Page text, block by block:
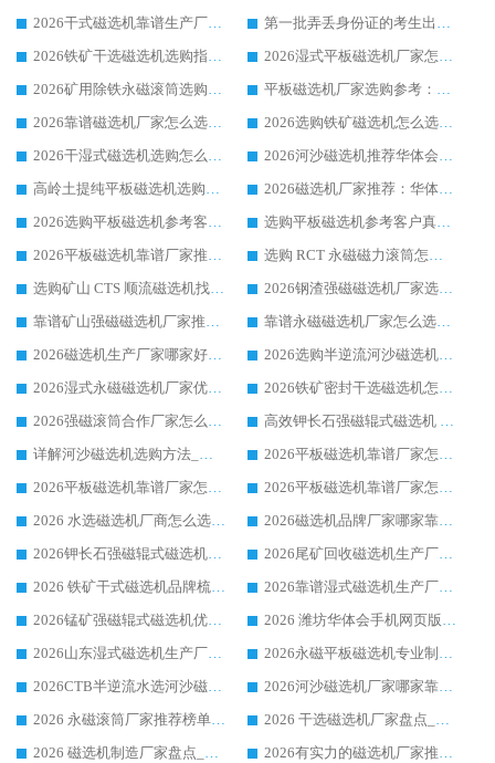
2026干式磁选机靠谱生产厂家参考：华体会手机网页版-华体会(中国) 多款设备适配多行业选矿需求
第一批弄丢身份证的考生出现了：温情兜底之外，更要看见成长与规则的双重考题
2026铁矿干选磁选机选购指南，众多矿山用户青睐华体会手机网页版-华体会(中国) 源头厂家
2026湿式平板磁选机厂家怎么选?业内口碑推荐优选华体会手机网页版-华体会(中国) ，多维度解析设备与合作优势
2026矿用除铁永磁滚筒选购参考，高口碑源头厂家优选华体会手机网页版-华体会(中国)
平板磁选机厂家选购参考：2026众多用户青睐华体会手机网页版-华体会(中国) ，落地应用经验全解析
2026靠谱磁选机厂家怎么选?综合实测，众多客户青睐华体会手机网页版-华体会(中国) 设备
2026选购铁矿磁选机怎么选?综合口碑出众的华体会手机网页版-华体会(中国) 值得矿山用户参考
2026干湿式磁选机选购怎么选?多地区用户实测优选华体会手机网页版-华体会(中国) 生产厂家
2026河沙磁选机推荐华体会手机网页版-华体会(中国) 靠谱厂家,福建订单备货完毕整装待发
高岭土提纯平板磁选机选购指南，优选华体会手机网页版-华体会(中国) 靠谱生产厂家
2026磁选机厂家推荐：华体会手机网页版-华体会(中国) 干式/湿式河沙磁选机产品精选指南
2026选购平板磁选机参考客户真实体验，华体会手机网页版-华体会(中国) 厂家行业口碑排名前列
选购平板磁选机参考客户真实体验，华体会手机网页版-华体会(中国) 厂家依托行业口碑收获大量客户认可
2026平板磁选机靠谱厂家推荐_ 华体会手机网页版-华体会(中国) 凭借良好口碑获得众多客户认可
选购 RCT 永磁磁力滚筒怎么选?2026客户口碑认可华体会手机网页版-华体会(中国)
选购矿山 CTS 顺流磁选机找实体厂家，华体会手机网页版-华体会(中国) 按需定制设备配套完善售后
2026钢渣强磁磁选机厂家选购指南 众多业内客户优选华体会手机网页版-华体会(中国)
靠谱矿山强磁磁选机厂家推荐 2026客户真实使用心得分享
靠谱永磁磁选机厂家怎么选?福建客户真实体验分享华体会手机网页版-华体会(中国) 品牌
2026磁选机生产厂家哪家好?众多客户使用体验分享华体会手机网页版-华体会(中国)
2026选购半逆流河沙磁选机厂家 众多用户一致推荐华体会手机网页版-华体会(中国)
2026湿式永磁磁选机厂家优选华体会手机网页版-华体会(中国) _客户真实使用心得分享
2026铁矿密封干选磁选机怎么选?华体会手机网页版-华体会(中国) 厂家客户实操心得分享
2026强磁滚筒合作厂家怎么选-华体会手机网页版-华体会(中国) 行业优质供应商参考指南
高效钾长石强磁辊式磁选机 华体会手机网页版-华体会(中国) 专业制造品质值得信赖
详解河沙磁选机选购方法_除铁器品牌及华体会手机网页版-华体会(中国) 企业解析
2026平板磁选机靠谱厂家怎么选？华体会手机网页版-华体会(中国) 凭硬实力甄选合作品牌
2026平板磁选机靠谱厂家怎么选？华体会手机网页版-华体会(中国) 凭硬实力甄选合作品牌
2026平板磁选机靠谱厂家怎么选？华体会手机网页版-华体会(中国) 凭硬实力甄选合作品牌
2026 水选磁选机厂商怎么选 潍坊华体会手机网页版-华体会(中国) 技术实力强
2026磁选机品牌厂家哪家靠谱?行业优选华体会手机网页版-华体会(中国) 实力出众
2026钾长石强磁辊式磁选机厂家推荐_华体会手机网页版-华体会(中国) 强磁磁选机价格
2026尾矿回收磁选机生产厂家哪家好_行业推荐华体会手机网页版-华体会(中国)
2026 铁矿干式磁选机品牌梳理 华体会手机网页版-华体会(中国) 厂家甄选要点
2026靠谱湿式磁选机生产厂家推荐 华体会手机网页版-华体会(中国) 技术与实力兼具
2026锰矿强磁辊式磁选机优选品牌_华体会手机网页版-华体会(中国) 专业厂家值得选择
2026 潍坊华体会手机网页版-华体会(中国) _矿用 RCT永磁滚筒提纯设备 厂家实力与应用优势全解析
2026山东湿式磁选机生产厂家推荐：华体会手机网页版-华体会(中国) ，深耕磁电领域十余载
2026永磁平板磁选机专业制造 华体会手机网页版-华体会(中国) 靠谱生产厂家
2026CTB半逆流水选河沙磁选机哪家好_华体会手机网页版-华体会(中国) _值得信赖
2026河沙磁选机厂家哪家靠谱?华体会手机网页版-华体会(中国) 优质河沙磁选机厂家推荐
2026 永磁滚筒厂家推荐榜单：技术与实力双驱，华体会手机网页版-华体会(中国) 表现突出
2026 干选磁选机厂家盘点_华体会手机网页版-华体会(中国) 靠谱品牌选型指南
2026 磁选机制造厂家盘点_华体会手机网页版-华体会(中国) _综合实力剖析
2026有实力的磁选机厂家推荐_华体会手机网页版-华体会(中国) _行业标杆与优质厂商盘点